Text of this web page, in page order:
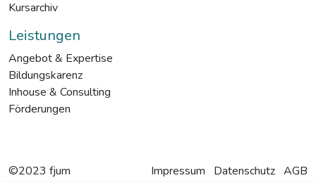
Kursarchiv
Leistungen
Angebot & Expertise
Bildungskarenz
Inhouse & Consulting
Förderungen
Impressum Datenschutz AGB
©2023 fjum